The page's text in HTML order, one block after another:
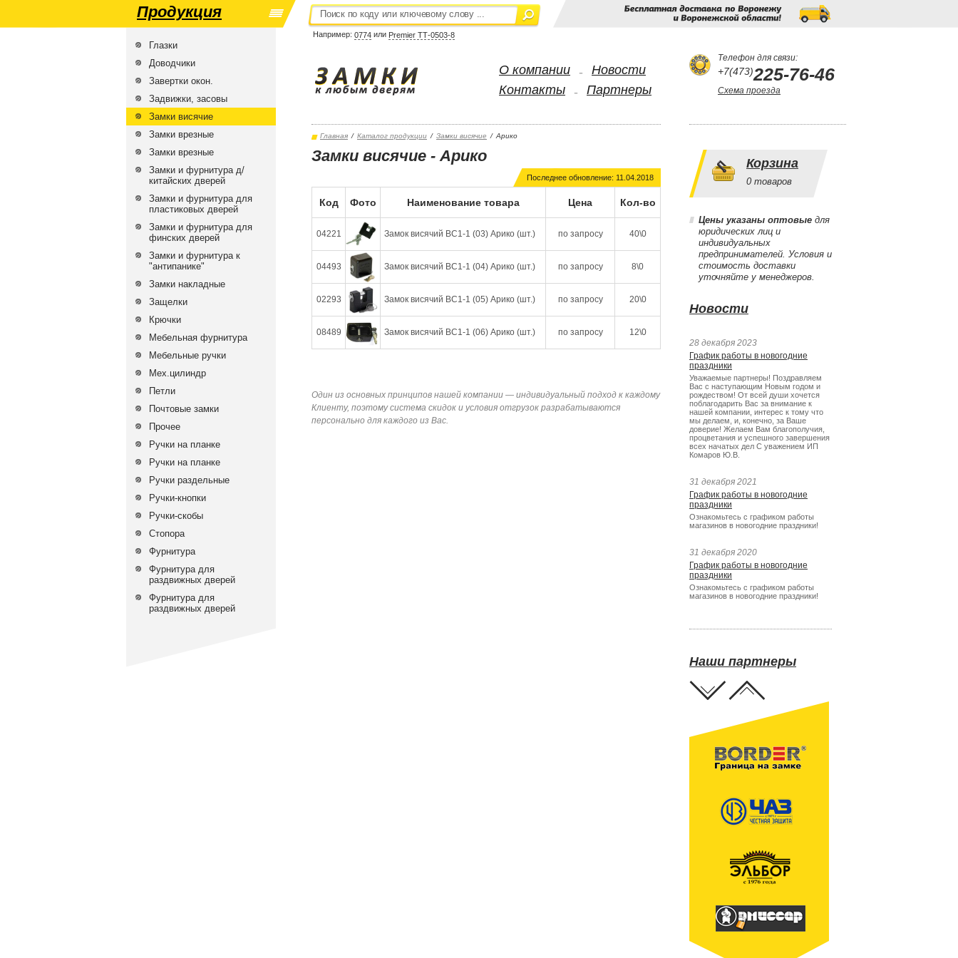
Продукция
Например: 0774 или Premier ТТ-0503-8
Глазки
Доводчики
Завертки окон.
Задвижки, засовы
Замки висячие
Замки врезные
Замки врезные
Замки и фурнитура д/
китайских дверей
Замки и фурнитура для
пластиковых дверей
Замки и фурнитура для
финских дверей
Замки и фурнитура к
"антипанике"
Замки накладные
Защелки
Крючки
Мебельная фурнитура
Мебельные ручки
Мех.цилиндр
Петли
Почтовые замки
Прочее
Ручки на планке
Ручки на планке
Ручки раздельные
Ручки-кнопки
Ручки-скобы
Стопора
Фурнитура
Фурнитура для
раздвижных дверей
Фурнитура для
раздвижных дверей
О компании -
Новости
Контакты
- Партнеры
Главная / Каталог продукции / Замки висячие / Арико
Замки висячие - Арико
Последнее обновление: 11.04.2018
Код Фото Наименование товара Цена Кол-во
04221 Замок висячий ВС1-1 (03) Арико (шт.) по запросу 40\0
04493 Замок висячий ВС1-1 (04) Арико (шт.) по запросу 8\0
02293 Замок висячий ВС1-1 (05) Арико (шт.) по запросу 20\0
08489 Замок висячий ВС1-1 (06) Арико (шт.) по запросу 12\0
Один из основных принципов нашей компании — индивидуальный подход к каждому
Клиенту, поэтому система скидок и условия отгрузок разрабатываются
персонально для каждого из Вас.
Телефон для связи:
+7(473)225-76-46
Схема проезда
Корзина
0 товаров
Цены указаны оптовые для
юридических лиц и
индивидуальных
предпринимателей. Условия и
стоимость доставки
уточняйте у менеджеров.
Новости
28 декабря 2023
График работы в новогодние
праздники
Уважаемые партнеры! Поздравляем
Вас с наступающим Новым годом и
рождеством! От всей души хочется
поблагодарить Вас за внимание к
нашей компании, интерес к тому что
мы делаем, и, конечно, за Ваше
доверие! Желаем Вам благополучия,
процветания и успешного завершения
всех начатых дел С уважением ИП
Комаров Ю.В.
31 декабря 2021
График работы в новогодние
праздники
Ознакомьтесь с графиком работы
магазинов в новогодние праздники!
31 декабря 2020
График работы в новогодние
праздники
Ознакомьтесь с графиком работы
магазинов в новогодние праздники!
Наши партнеры